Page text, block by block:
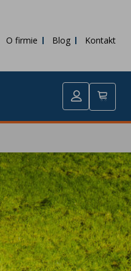
O firmie Blog Kontakt